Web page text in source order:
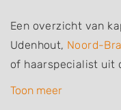
Een overzicht van
Udenhout, Noord-
of haarspecialist uit
specialisaties of
Toon meer